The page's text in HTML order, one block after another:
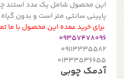
پایینی سانتی متر است و بدون
برای خرید عمده این محصول با ما
09357478096
09113335582
01333536655
آدمک چوبی